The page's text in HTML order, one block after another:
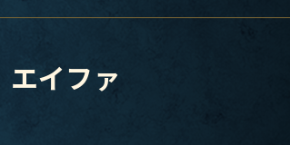
イファ